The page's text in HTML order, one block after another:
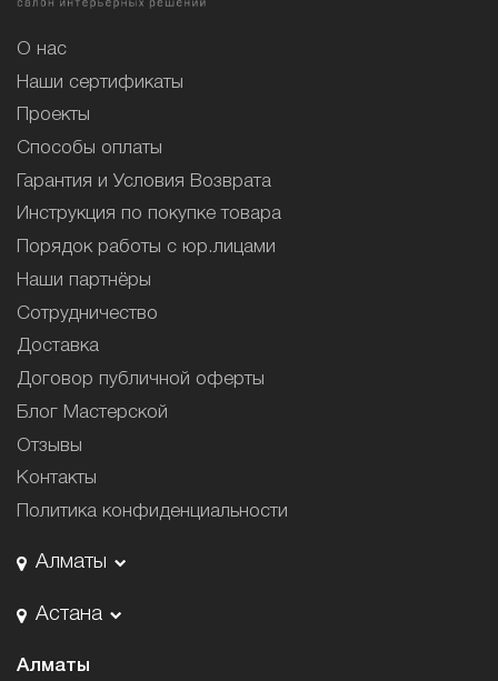
О нас
Наши сертификаты
Проекты
Способы оплаты
Гарантия и Условия Возврата
Инструкция по покупке товара
Порядок работы с юр.лицами
Наши партнёры
Сотрудничество
Доставка
Договор публичной оферты
Блог Мастерской
Отзывы
Контакты
Политика конфиденциальности
Алматы
Астана
Алматы